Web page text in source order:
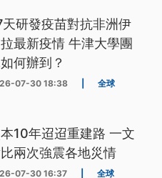
天研發疫苗對抗非洲伊
最新疫情 牛津大學團
何辦到？
07-30 18:38 全球
10年迢迢重建路 一文
兩次強震各地災情
07-30 16:37 全球